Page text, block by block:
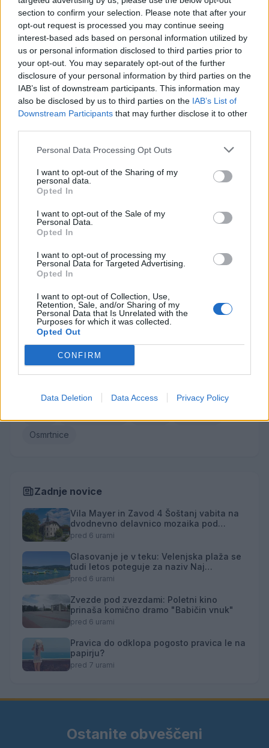
section to confirm your selection. Please note that after your
opt-out request is processed you may continue seeing
interest-based ads based on personal information utilized by
us or personal information disclosed to third parties prior to
your opt-out. You may separately opt-out of the further
disclosure of your personal information by third parties on the
IAB’s list of downstream participants. This information may
also be disclosed by us to third parties on the IAB’s List of
Downstream Participants that may further disclose it to other
Personal Data Processing Opt Outs
I want to opt-out of the Sharing of my
personal data.
Opted In
I want to opt-out of the Sale of my
Personal Data.
Opted In
I want to opt-out of processing my
Personal Data for Targeted Advertising.
Opted In
I want to opt-out of Collection, Use,
Retention, Sale, and/or Sharing of my
Personal Data that Is Unrelated with the
Purposes for which it was collected.
Opted Out
CONFIRM
Data Deletion Data Access Privacy Policy
Najbolj brano
1
Pretep v gostinskem lokalu v Velenju: 46-letnik
moškega udaril s steklenico in ga zabodel
2
(VIDEO) "Mislil sem, da je konec": Lastnik
velenjske picerije o padcu s padalom na
Hrvaškem
3
Dopustniška drama: Policija pričakala letalo s
Korošico po pristanku
4
Na Šaleški cesti v Velenju občanka poškodovala
tri vozila
mrtvega 76-letnika
Osmrtnice
Danica Sladič
Cvetko Jeseničnik
Branko Golob
Roman Skale
Vse osmrtnice →
Družba Utrinki Turizem Kronika
Kultura
Osmrtnice
Zadnje novice
Vila Mayer in Zavod 4 Šoštanj vabita na
dvodnevno delavnico mozaika pod
mentorstvom Mojce Marije Černivšek
pred 6 urami
Glasovanje je v teku: Velenjska plaža se
tudi letos poteguje za naziv Naj
kopališče
pred 6 urami
Zvezde pod zvezdami: Poletni kino
prinaša komično dramo "Babičin vnuk"
pred 6 urami
Pravica do odklopa pogosto pravica le na
papirju?
pred 7 urami
Ostanite obveščeni